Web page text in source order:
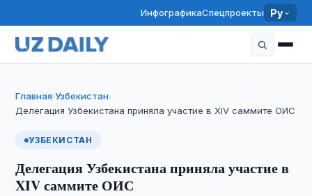
ИнфографикаСпецпроекты Ру
Главная›Узбекистан›
Делегация Узбекистана приняла участие в XIV саммите ОИС
УЗБЕКИСТАН
Делегация Узбекистана приняла участие в
XIV саммите ОИС